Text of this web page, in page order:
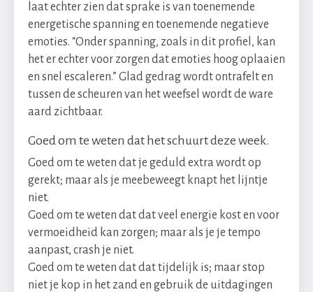
laat echter zien dat sprake is van toenemende
energetische spanning en toenemende negatieve
emoties. “Onder spanning, zoals in dit profiel, kan
het er echter voor zorgen dat emoties hoog oplaaien
en snel escaleren.” Glad gedrag wordt ontrafelt en
tussen de scheuren van het weefsel wordt de ware
aard zichtbaar.
Goed om te weten dat het schuurt deze week.
Goed om te weten dat je geduld extra wordt op
gerekt; maar als je meebeweegt knapt het lijntje
niet.
Goed om te weten dat dat veel energie kost en voor
vermoeidheid kan zorgen; maar als je je tempo
aanpast, crash je niet.
Goed om te weten dat dat tijdelijk is; maar stop
niet je kop in het zand en gebruik de uitdagingen